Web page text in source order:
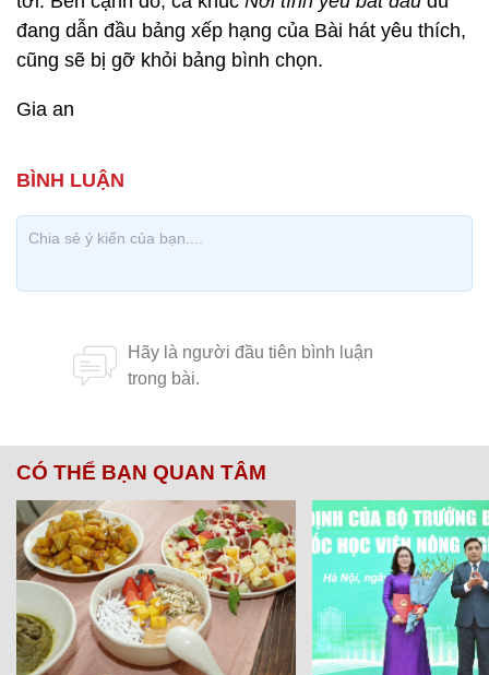
đang dẫn đầu bảng xếp hạng của Bài hát yêu thích,
cũng sẽ bị gỡ khỏi bảng bình chọn.
Gia an
CÓ THỂ BẠN QUAN TÂM